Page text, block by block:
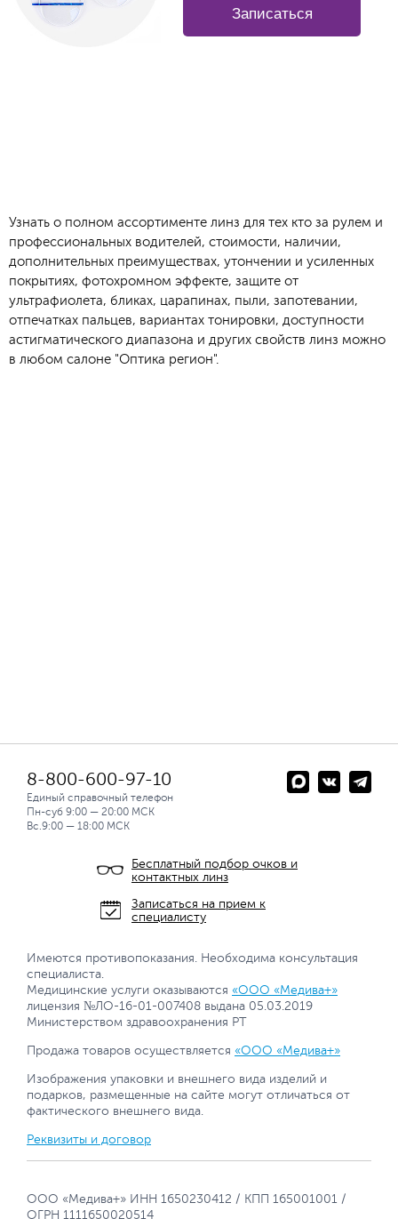
Записаться
Узнать о полном ассортименте линз для тех кто за рулем и
профессиональных водителей, стоимости, наличии,
дополнительных преимуществах, утончении и усиленных
покрытиях, фотохромном эффекте, защите от
ультрафиолета, бликах, царапинах, пыли, запотевании,
отпечатках пальцев, вариантах тонировки, доступности
астигматического диапазона и других свойств линз можно
в любом салоне "Оптика регион".
8-800-600-97-10
Единый справочный телефон
Пн-суб 9:00 — 20:00 МСК
Вс.9:00 — 18:00 МСК
Бесплатный подбор очков и
контактных линз
Записаться на прием к
специалисту
Имеются противопоказания. Необходима консультация
специалиста.
Медицинские услуги оказываются «ООО «Медива+»
лицензия №ЛО-16-01-007408 выдана 05.03.2019
Министерством здравоохранения РТ
Продажа товаров осуществляется «ООО «Медива+»
Изображения упаковки и внешнего вида изделий и
подарков, размещенные на сайте могут отличаться от
фактического внешнего вида.
Реквизиты и договор
ООО «Медива+» ИНН 1650230412 / КПП 165001001 /
ОГРН 1111650020514